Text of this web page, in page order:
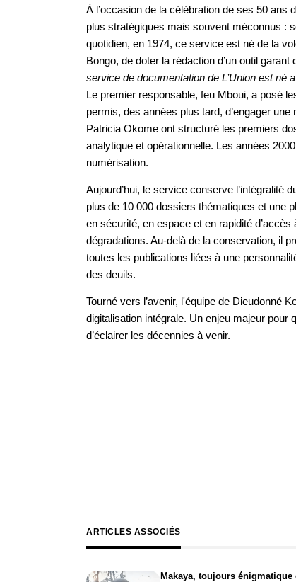
À l’occasion de la célébration de ses 50 ans
plus stratégiques mais souvent méconnus :
quotidien, en 1974, ce service est né de la
Bongo, de doter la rédaction d’un outil
service de documentation de L’Union est né
Le premier responsable, feu Mboui, a posé
permis, des années plus tard, d’engager
Patricia Okome ont structuré les premiers
analytique et opérationnelle. Les années
numérisation.
Aujourd’hui, le service conserve l’intégralité
plus de 10 000 dossiers thématiques et une
en sécurité, en espace et en rapidité
dégradations. Au-delà de la conservation, il
toutes les publications liées à une
des deuils.
Tourné vers l’avenir, l'équipe de Dieudonné
digitalisation intégrale. Un enjeu majeur pour
d’éclairer les décennies à venir.
ARTICLES ASSOCIÉS
Makaya, toujours énigmatique